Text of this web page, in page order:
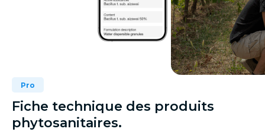
Pro
Fiche technique des produits
phytosanitaires.